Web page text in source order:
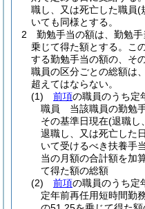
職し、又は死亡した職員(
いても同様とする。
2
勤勉手当の額は、勤勉
乗じて得た額とする。
こ
する勤勉手当の額の、そ
職員の区分ごとの総額は
超えてはならない。
(1)
前項の職員のうち定
職員 当該職員の勤勉
その基準日現在(退職し
退職し、又は死亡した日
いて受けるべき扶養手
当の月額の合計額を加
て得た額の総額
(2)
前項の職員のうち
定年前再任用短時間勤